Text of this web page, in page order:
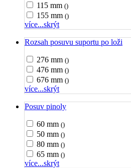
115 mm ()
155 mm ()
více...skrýt
Rozsah posuvu suportu po loži
276 mm ()
476 mm ()
676 mm ()
více...skrýt
Posuv pinoly
60 mm ()
50 mm ()
80 mm ()
65 mm ()
více...skrýt